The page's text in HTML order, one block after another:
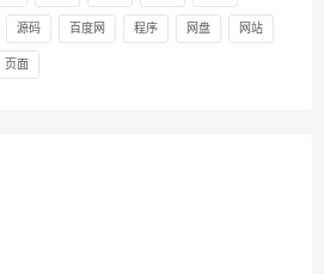
源码 百度网 程序 网盘 网站
页面